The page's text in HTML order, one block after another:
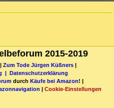
2015-2019
Zum Tode Jürgen Küßners
|
Datenschutzerklärung
durch Käufe bei Amazon! |
Cookie-Einstellungen